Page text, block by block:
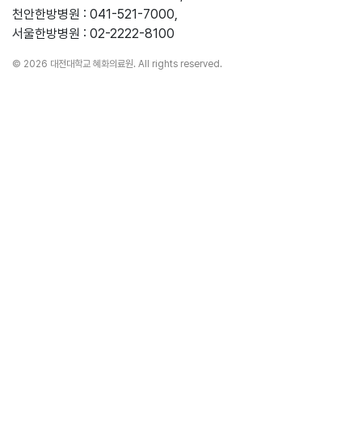
천안한방병원 : 041-521-7000,
서울한방병원 : 02-2222-8100
© 2026 대전대학교 혜화의료원. All rights reserved.